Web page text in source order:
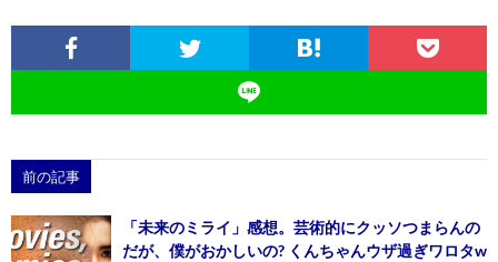
前の記事
「未来のミライ」感想。芸術的にクッソつまらんの
だが、僕がおかしいの? くんちゃんウザ過ぎワロタw